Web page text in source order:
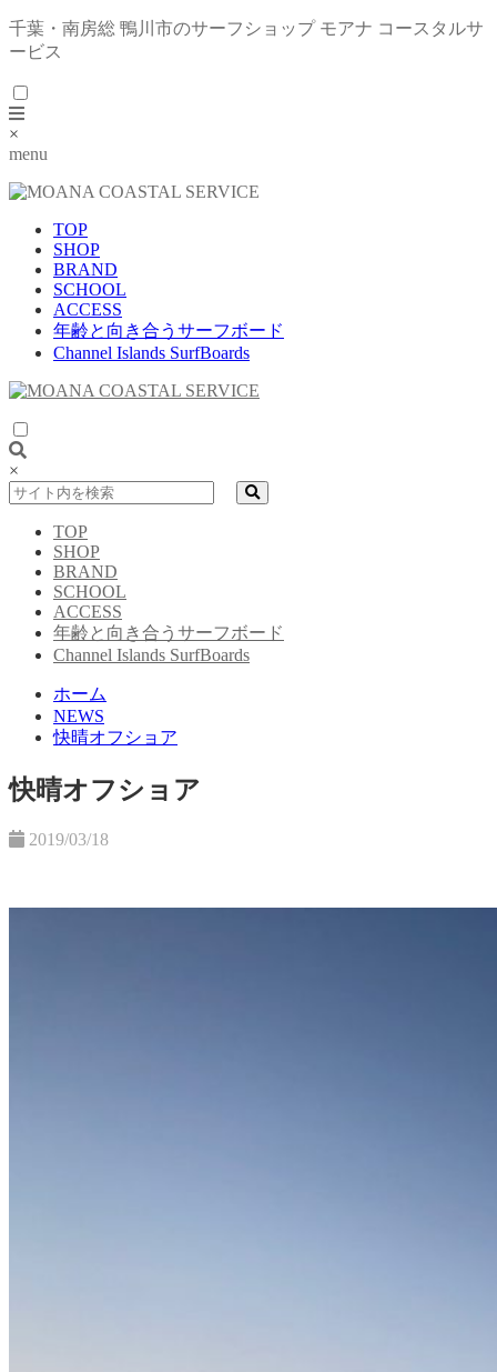
千葉・南房総 鴨川市のサーフショップ モアナ コースタルサ
ービス
×
menu
TOP
SHOP
BRAND
SCHOOL
ACCESS
年齢と向き合うサーフボード
Channel Islands SurfBoards
×
TOP
SHOP
BRAND
SCHOOL
ACCESS
年齢と向き合うサーフボード
Channel Islands SurfBoards
ホーム
NEWS
快晴オフショア
快晴オフショア
2019/03/18